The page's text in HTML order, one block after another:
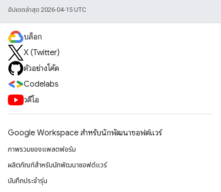
อัปเดตล่าสุด 2026-04-15 UTC
บล็อก
X (Twitter)
ตัวอย่างโค้ด
Codelabs
วิดีโอ
Google Workspace สําหรับนักพัฒนาซอฟต์แวร์
ภาพรวมของแพลตฟอร์ม
ผลิตภัณฑ์สําหรับนักพัฒนาซอฟต์แวร์
บันทึกประจำรุ่น